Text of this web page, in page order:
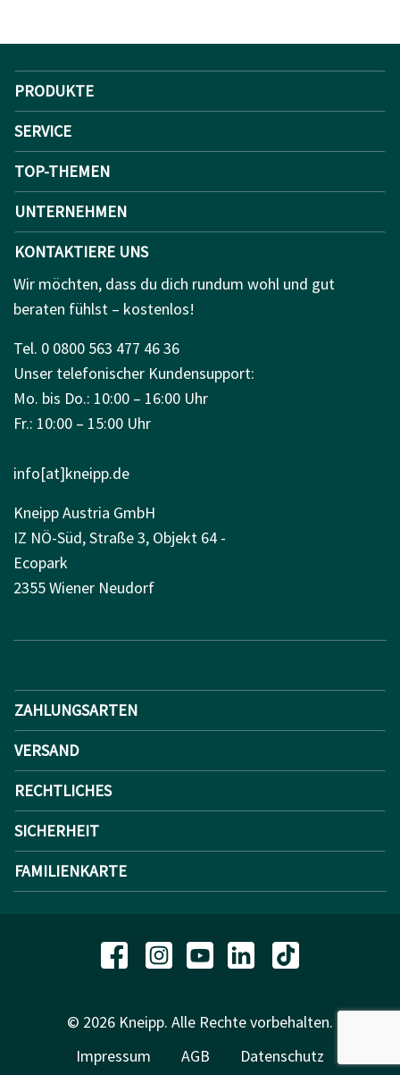
PRODUKTE
SERVICE
TOP-THEMEN
UNTERNEHMEN
KONTAKTIERE UNS
Wir möchten, dass du dich rundum wohl und gut
beraten fühlst – kostenlos!
Tel. 0 0800 563 477 46 36
Unser telefonischer Kundensupport:
Mo. bis Do.: 10:00 – 16:00 Uhr
Fr.: 10:00 – 15:00 Uhr
info[at]kneipp.de
Kneipp Austria GmbH
IZ NÖ-Süd, Straße 3, Objekt 64 -
Ecopark
2355 Wiener Neudorf
ZAHLUNGSARTEN
VERSAND
RECHTLICHES
SICHERHEIT
FAMILIENKARTE
© 2026 Kneipp. Alle Rechte vorbehalten.
Impressum
AGB
Datenschutz